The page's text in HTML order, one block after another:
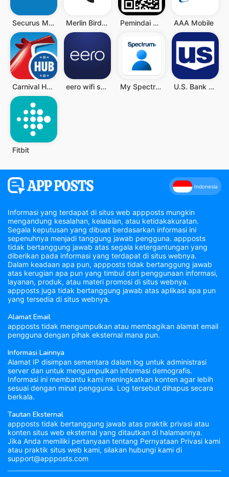
Securus Mobile Merlin Bird ID by Cornell Lab Pemindai QR - Barcode Scanner AAA Mobile
Carnival HUB eero wifi system My Spectrum U.S. Bank Mobile Banking
Fitbit
Indonesia
Informasi yang terdapat di situs web appposts mungkin
mengandung kesalahan, kelalaian, atau ketidakakuratan.
Segala keputusan yang dibuat berdasarkan informasi ini
sepenuhnya menjadi tanggung jawab pengguna. appposts
tidak bertanggung jawab atas segala ketergantungan yang
diberikan pada informasi yang terdapat di situs webnya.
Dalam keadaan apa pun, appposts tidak bertanggung jawab
atas kerugian apa pun yang timbul dari penggunaan informasi,
layanan, produk, atau materi promosi di situs webnya.
appposts juga tidak bertanggung jawab atas aplikasi apa pun
yang tersedia di situs webnya.
Alamat Email
appposts tidak mengumpulkan atau membagikan alamat email
pengguna dengan pihak eksternal mana pun.
Informasi Lainnya
Alamat IP disimpan sementara dalam log untuk administrasi
server dan untuk mengumpulkan informasi demografis.
Informasi ini membantu kami meningkatkan konten agar lebih
sesuai dengan minat pengguna. Log tersebut dihapus secara
berkala.
Tautan Eksternal
appposts tidak bertanggung jawab atas praktik privasi atau
konten situs web eksternal yang ditautkan di halamannya.
Jika Anda memiliki pertanyaan tentang Pernyataan Privasi kami
atau praktik situs web kami, silakan hubungi kami di
support@appposts.com